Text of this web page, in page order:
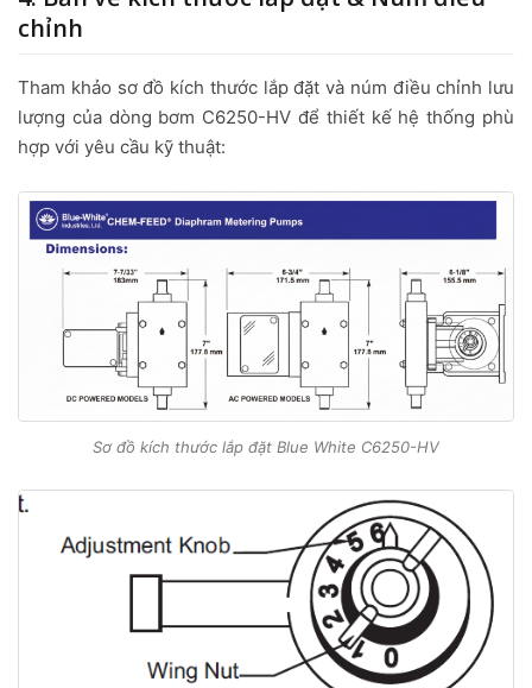
chỉnh
Tham khảo sơ đồ kích thước lắp đặt và núm điều chỉnh lưu
lượng của dòng bơm C6250-HV để thiết kế hệ thống phù
hợp với yêu cầu kỹ thuật:
Sơ đồ kích thước lắp đặt Blue White C6250-HV